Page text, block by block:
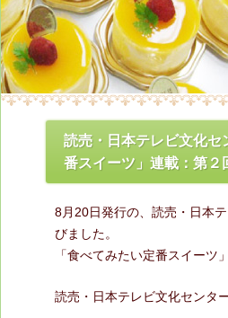
スイーツニュース
メディア登場のお知らせ
開催講座
イベント参加募集
取材・レポート
パティスリーオープン記念日カレ
主宰・平岩理緒プロフィール
お仕事依頼・お問い合わせ
読売・日本テレビ文化セ
番スイーツ」連載：第２
8月20日発行の、読売・日本
びました。
「食べてみたい定番スイーツ
読売・日本テレビ文化センタ